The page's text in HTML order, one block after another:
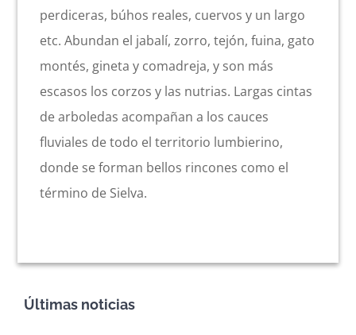
perdiceras, búhos reales, cuervos y un largo
etc. Abundan el jabalí, zorro, tejón, fuina, gato
montés, gineta y comadreja, y son más
escasos los corzos y las nutrias. Largas cintas
de arboledas acompañan a los cauces
fluviales de todo el territorio lumbierino,
donde se forman bellos rincones como el
término de Sielva.
Últimas noticias